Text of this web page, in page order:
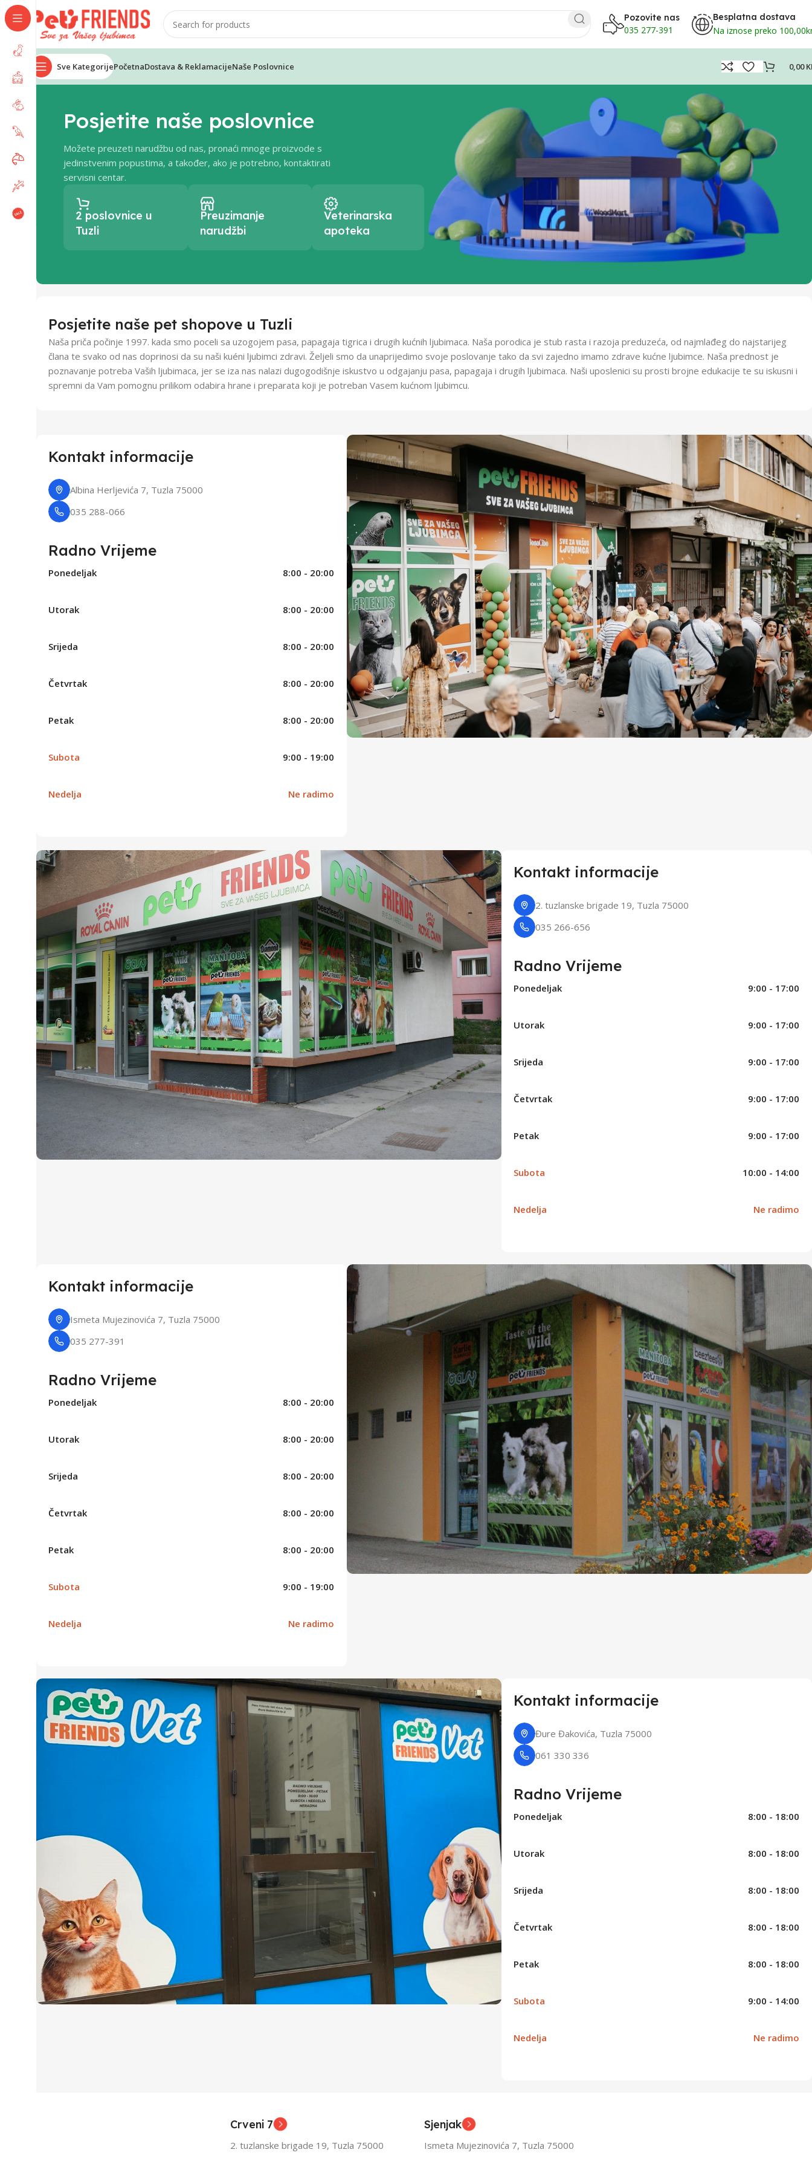
Pozovite nas
035 277-391
Besplatna dostava
Na iznose preko
Sve KategorijePočetnaDostava & ReklamacijeNaše Poslovnice 0,00
Posjetite naše poslovnice
Možete preuzeti narudžbu od nas, pronaći mnoge proizvode s
jedinstvenim popustima, a također, ako je potrebno, kontaktirati
servisni centar.
2 poslovnice u
Tuzli
Preuzimanje
narudžbi
Veterinarska
apoteka
Posjetite naše pet shopove u Tuzli
Naša priča počinje 1997. kada smo poceli sa uzogojem pasa, papagaja tigrica i drugih kućnih ljubimaca. Naša porodica je stub rasta i razoja preduzeća, od najmlađeg do najstarijeg
člana te svako od nas doprinosi da su naši kuéni ljubimci zdravi. Željeli smo da unaprijedimo svoje poslovanje tako da svi zajedno imamo zdrave kućne ljubimce. Naša prednost je
poznavanje potreba Vaših ljubimaca, jer se iza nas nalazi dugogodišnje iskustvo u odgajanju pasa, papagaja i drugih ljubimaca. Naši uposlenici su prosti brojne edukacije te su iskusni i
spremni da Vam pomognu prilikom odabira hrane i preparata koji je potreban Vasem kućnom ljubimcu.
Kontakt informacije
Albina Herljevića 7, Tuzla 75000
035 288-066
Radno Vrijeme
Ponedeljak 8:00 - 20:00
Utorak 8:00 - 20:00
Srijeda 8:00 - 20:00
Četvrtak 8:00 - 20:00
Petak 8:00 - 20:00
Subota 9:00 - 19:00
Nedelja Ne radimo
Kontakt informacije
2. tuzlanske brigade 19, Tuzla 75000
035 266-656
Radno Vrijeme
Ponedeljak 9:00 - 17:00
Utorak 9:00 - 17:00
Srijeda 9:00 - 17:00
Četvrtak 9:00 - 17:00
Petak 9:00 - 17:00
Subota 10:00 - 14:00
Nedelja Ne radimo
Kontakt informacije
Ismeta Mujezinovića 7, Tuzla 75000
035 277-391
Radno Vrijeme
Ponedeljak 8:00 - 20:00
Utorak 8:00 - 20:00
Srijeda 8:00 - 20:00
Četvrtak 8:00 - 20:00
Petak 8:00 - 20:00
Subota 9:00 - 19:00
Nedelja Ne radimo
Kontakt informacije
Đure Đakovića, Tuzla 75000
061 330 336
Radno Vrijeme
Ponedeljak 8:00 - 18:00
Utorak 8:00 - 18:00
Srijeda 8:00 - 18:00
Četvrtak 8:00 - 18:00
Petak 8:00 - 18:00
Subota 9:00 - 14:00
Nedelja Ne radimo
Crveni 7
2. tuzlanske brigade 19, Tuzla 75000
Sjenjak
Ismeta Mujezinovića 7, Tuzla 75000